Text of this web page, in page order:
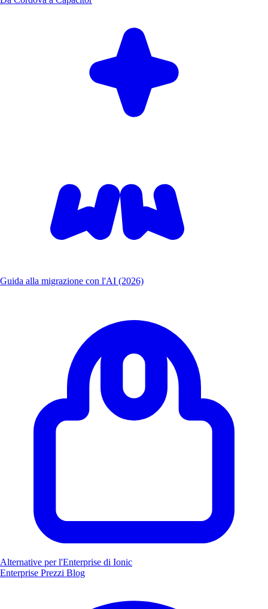
Guida alla migrazione con l'AI (2026)
Alternative per l'Enterprise di Ionic
Enterprise Prezzi Blog